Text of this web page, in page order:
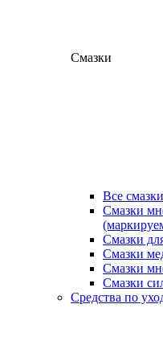
Смазки
Все смазки
Смазки
Смазки
Смазки
Смазки
Смазки
Средства по